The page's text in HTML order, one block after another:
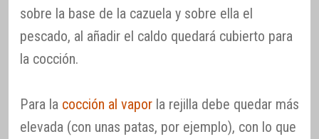
sobre la base de la cazuela y sobre ella el
pescado, al añadir el caldo quedará cubierto para
la cocción.
Para la cocción al vapor la rejilla debe quedar más
elevada (con unas patas, por ejemplo), con lo que